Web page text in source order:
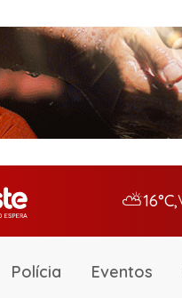
⛅16°C,
Polícia Eventos